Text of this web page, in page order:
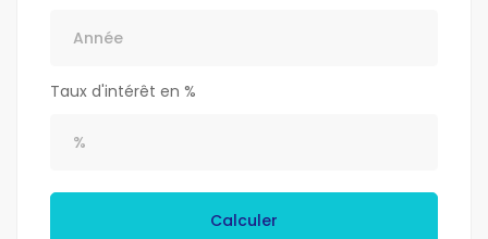
Taux d'intérêt en %
Calculer